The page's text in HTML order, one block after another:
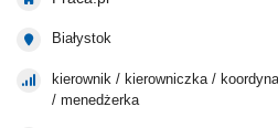
Białystok
kierownik / kierowniczka /
/ menedżerka